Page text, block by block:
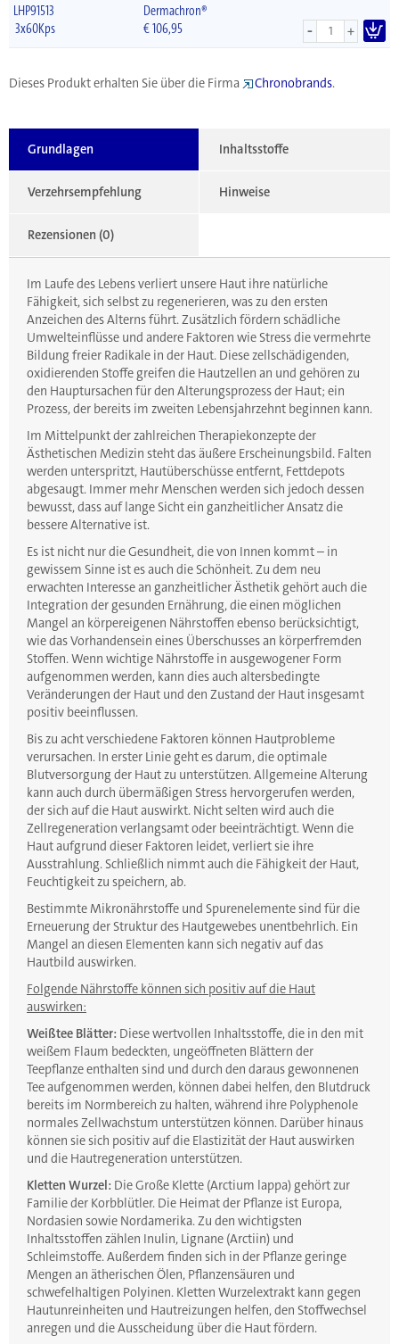
LHP91513
Dermachron®
3x60Kps
€106,95 - +
Dieses Produkt erhalten Sie über die Firma Chronobrands.
Grundlagen Inhaltsstoffe
Verzehrsempfehlung Hinweise
Rezensionen (0)
Im Laufe des Lebens verliert unsere Haut ihre natürliche
Fähigkeit, sich selbst zu regenerieren, was zu den ersten
Anzeichen des Alterns führt. Zusätzlich fördern schädliche
Umwelteinflüsse und andere Faktoren wie Stress die vermehrte
Bildung freier Radikale in der Haut. Diese zellschädigenden,
oxidierenden Stoffe greifen die Hautzellen an und gehören zu
den Hauptursachen für den Alterungsprozess der Haut; ein
Prozess, der bereits im zweiten Lebensjahrzehnt beginnen kann.
Im Mittelpunkt der zahlreichen Therapiekonzepte der
Ästhetischen Medizin steht das äußere Erscheinungsbild. Falten
werden unterspritzt, Hautüberschüsse entfernt, Fettdepots
abgesaugt. Immer mehr Menschen werden sich jedoch dessen
bewusst, dass auf lange Sicht ein ganzheitlicher Ansatz die
bessere Alternative ist.
Es ist nicht nur die Gesundheit, die von Innen kommt – in
gewissem Sinne ist es auch die Schönheit. Zu dem neu
erwachten Interesse an ganzheitlicher Ästhetik gehört auch die
Integration der gesunden Ernährung, die einen möglichen
Mangel an körpereigenen Nährstoffen ebenso berücksichtigt,
wie das Vorhandensein eines Überschusses an körperfremden
Stoffen. Wenn wichtige Nährstoffe in ausgewogener Form
aufgenommen werden, kann dies auch altersbedingte
Veränderungen der Haut und den Zustand der Haut insgesamt
positiv beeinflussen.
Bis zu acht verschiedene Faktoren können Hautprobleme
verursachen. In erster Linie geht es darum, die optimale
Blutversorgung der Haut zu unterstützen. Allgemeine Alterung
kann auch durch übermäßigen Stress hervorgerufen werden,
der sich auf die Haut auswirkt. Nicht selten wird auch die
Zellregeneration verlangsamt oder beeinträchtigt. Wenn die
Haut aufgrund dieser Faktoren leidet, verliert sie ihre
Ausstrahlung. Schließlich nimmt auch die Fähigkeit der Haut,
Feuchtigkeit zu speichern, ab.
Bestimmte Mikronährstoffe und Spurenelemente sind für die
Erneuerung der Struktur des Hautgewebes unentbehrlich. Ein
Mangel an diesen Elementen kann sich negativ auf das
Hautbild auswirken.
Folgende Nährstoffe können sich positiv auf die Haut
auswirken:
Weißtee Blätter: Diese wertvollen Inhaltsstoffe, die in den mit
weißem Flaum bedeckten, ungeöffneten Blättern der
Teepflanze enthalten sind und durch den daraus gewonnenen
Tee aufgenommen werden, können dabei helfen, den Blutdruck
bereits im Normbereich zu halten, während ihre Polyphenole
normales Zellwachstum unterstützen können. Darüber hinaus
können sie sich positiv auf die Elastizität der Haut auswirken
und die Hautregeneration unterstützen.
Kletten Wurzel: Die Große Klette (Arctium lappa) gehört zur
Familie der Korbblütler. Die Heimat der Pflanze ist Europa,
Nordasien sowie Nordamerika. Zu den wichtigsten
Inhaltsstoffen zählen Inulin, Lignane (Arctiin) und
Schleimstoffe. Außerdem finden sich in der Pflanze geringe
Mengen an ätherischen Ölen, Pflanzensäuren und
schwefelhaltigen Polyinen. Kletten Wurzelextrakt kann gegen
Hautunreinheiten und Hautreizungen helfen, den Stoffwechsel
anregen und die Ausscheidung über die Haut fördern.